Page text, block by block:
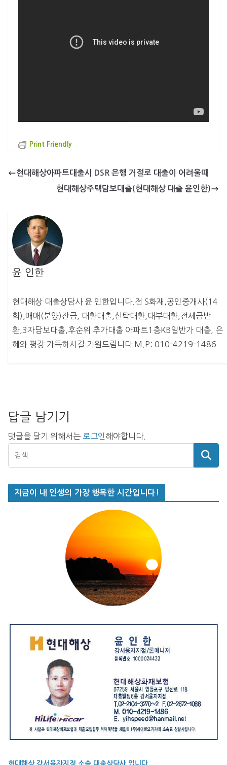
Print Friendly
현대해상아파트대출시 DSR 은행 거절로 대출이 어려울때
현대해상주택담보대출(현대해상 대출 윤인한)
윤 인한
현대해상 대출상담사 윤 인한입니다.전 S화재,공인중개사(14
회),매매(분양)잔금, 대환대출,신탁대환,대부대환,전세금반
환,3자담보대출,후순위 추가대출 아파트1층KB일반가 대출, 은
혜와 평강 가득하시길 기원드림니다 M.P: 010-4219-1486
답글 남기기
댓글을 달기 위해서는 로그인 해야합니다.
지금이 내 인생의 가장 행복한 시간입니다!
현대해상 강서융자지점 소속 대출상담사 입니다